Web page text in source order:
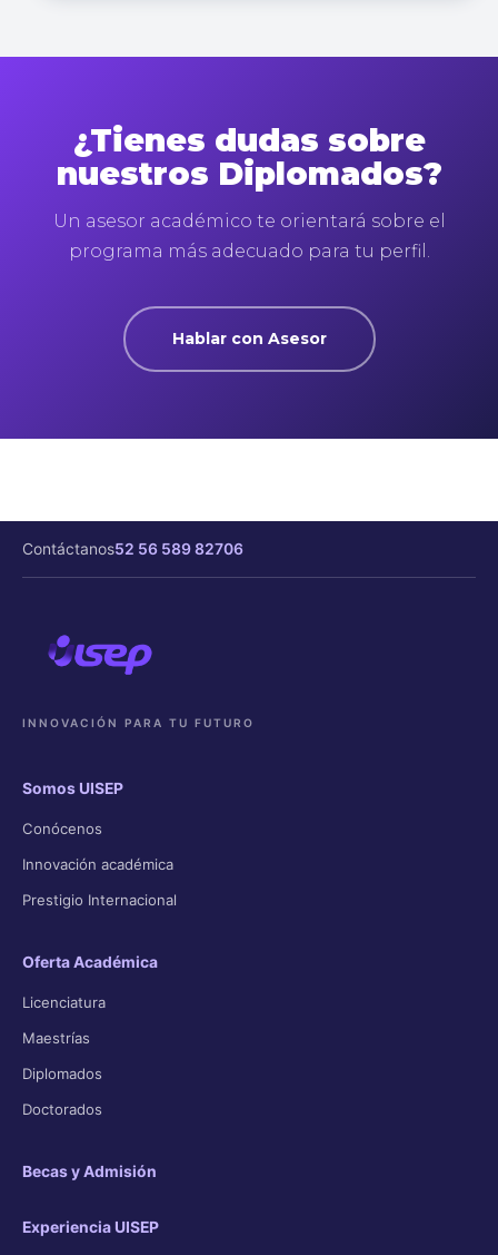
¿Tienes dudas sobre
nuestros Diplomados?
Un asesor académico te orientará sobre el
programa más adecuado para tu perfil.
Hablar con Asesor
Contáctanos52 56 589 82706
INNOVACIÓN PARA TU FUTURO
Somos UISEP
Conócenos
Innovación académica
Prestigio Internacional
Oferta Académica
Licenciatura
Maestrías
Diplomados
Doctorados
Becas y Admisión
Experiencia UISEP